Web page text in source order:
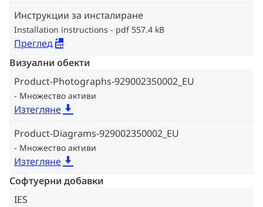
Инструкции за инсталиране
Installation instructions pdf 557.4 kB
Преглед
Визуални обекти
Product-Photographs-929002350002_EU
Множество активи
Изтегляне
Product-Diagrams-929002350002_EU
Множество активи
Изтегляне
Софтуерни добавки
IES